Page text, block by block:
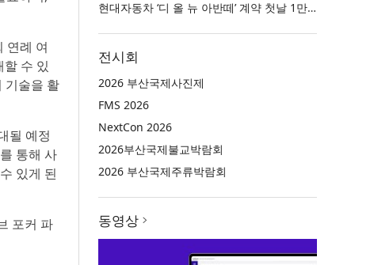
연례 여
수 있
기술을 활
될 예정
통해 사
있게 된
포커 파
현대자동차 ‘디 올 뉴 아반떼’ 계약 첫날 1만 대 돌파
전시회
2026 부산국제사진제
FMS 2026
NextCon 2026
2026부산국제불교박람회
2026 부산국제주류박람회
동영상